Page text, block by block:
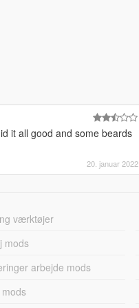
it all good and some beards
20. januar 2022
værktøjer
mods
arbejde mods